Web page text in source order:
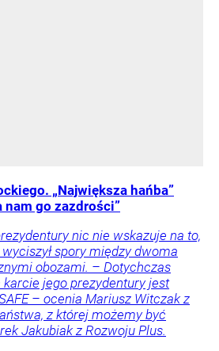
„Największa hańba”
nam go zazdrości”
nic nie wskazuje na to,
spory między dwoma
obozami. – Dotychczas
jego prezydentury jest
– ocenia Mariusz Witczak z
z której możemy być
Jakubiak z Rozwoju Plus.